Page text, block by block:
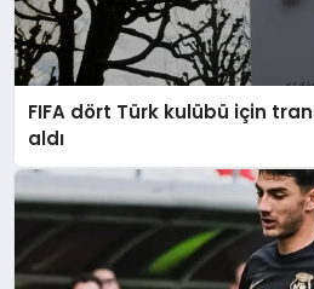
FIFA dört Türk kulübü için
aldı